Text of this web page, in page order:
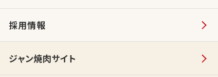
採用情報
ジャン焼肉サイト